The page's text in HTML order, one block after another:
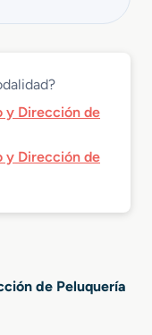
y Dirección de
y Dirección de
de Peluquería